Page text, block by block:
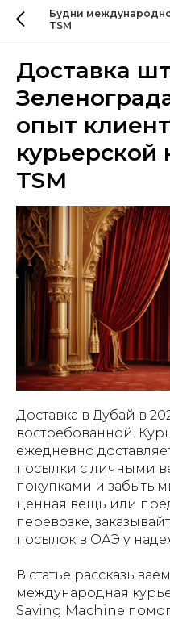
Будни
TSM
Доставка
опыт
курьерской
TSM
Доставка в Дубай в
востребованной.
ежедневно
посылки с личными
покупками и
ценная вещь или
перевозке,
посылок в ОАЭ у
В статье
международная
Saving Machine